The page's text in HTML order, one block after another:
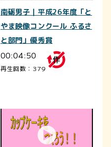
南砺男子｜平成26年度「と
やま映像コンクール ふるさ
と部門」優秀賞
00:04:50
再生回数：379